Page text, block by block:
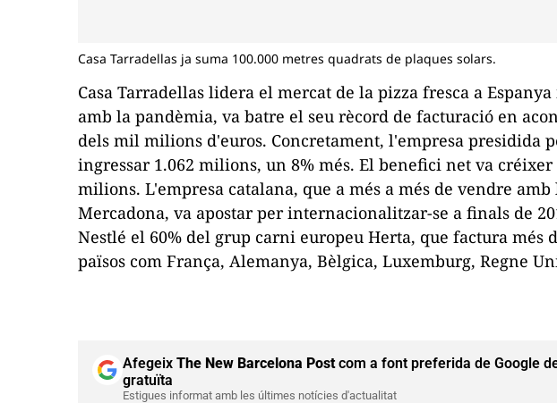
Casa Tarradellas ja suma 100.000 metres quadrats de plaques solars.
Casa Tarradellas lidera el mercat de la pizza fresca a
amb la pandèmia, va batre el seu rècord de facturació en
dels mil milions d'euros. Concretament, l'empresa presidida
ingressar 1.062 milions, un 8% més. El benefici net va
milions. L'empresa catalana, que a més a més de vendre
Mercadona, va apostar per internacionalitzar-se a finals de
Nestlé el 60% del grup carni europeu Herta, que factura més
països com França, Alemanya, Bèlgica, Luxemburg, Regne
Afegeix The New Barcelona Postcom a font preferida de Google
gratuïta
Estigues informat amb les últimes notícies d'actualitat